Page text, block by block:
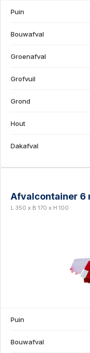
Puin
Bouwafval
Groenafval
Grofvuil
Grond
Hout
Dakafval
Afvalcontainer 6
L 350 x B 170 x H 100
Puin
Bouwafval